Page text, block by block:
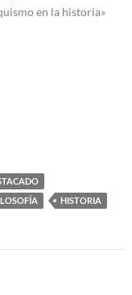
en la historia»
HISTORIA